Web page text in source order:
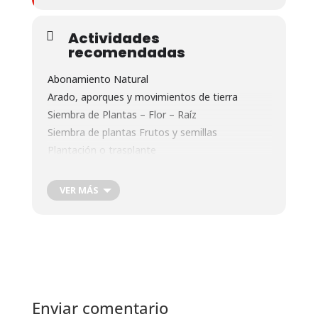
Actividades
recomendadas
Abonamiento Natural
Arado, aporques y movimientos de tierra
Siembra de Plantas – Flor – Raíz
Siembra de plantas Frutos y semillas
Plantación o trasplante
Cosecha de hojas, flores y frutos
Cosecha Plantas Medicinales
Riego General
VER MÁS
Enviar comentario